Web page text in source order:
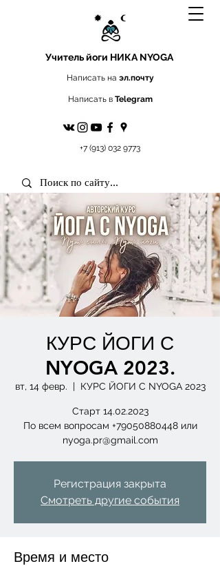
Учитель йоги НИКА NYOGA
Написать на эл.почту
Написать в Telegram
+7 (913) 032 9773
КУРС ЙОГИ С
NYOGA 2023.
вт, 14 февр.
  |
КУРС ЙОГИ С NYOGA 2023
Старт 14.02.2023
По всем вопросам +79050880448 или
nyoga.pr@gmail.com
Регистрация закрыта
Смотреть другие события
Время и место